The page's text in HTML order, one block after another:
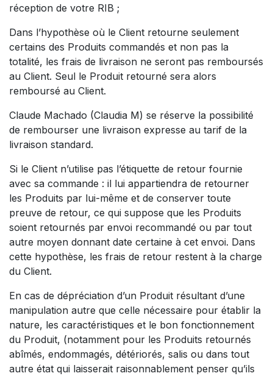
réception de votre RIB ;
Dans l’hypothèse où le Client retourne seulement
certains des Produits commandés et non pas la
totalité, les frais de livraison ne seront pas remboursés
au Client. Seul le Produit retourné sera alors
remboursé au Client.
Claude Machado (Claudia M) se réserve la possibilité
de rembourser une livraison expresse au tarif de la
livraison standard.
Si le Client n’utilise pas l’étiquette de retour fournie
avec sa commande : il lui appartiendra de retourner
les Produits par lui-même et de conserver toute
preuve de retour, ce qui suppose que les Produits
soient retournés par envoi recommandé ou par tout
autre moyen donnant date certaine à cet envoi. Dans
cette hypothèse, les frais de retour restent à la charge
du Client.
En cas de dépréciation d’un Produit résultant d’une
manipulation autre que celle nécessaire pour établir la
nature, les caractéristiques et le bon fonctionnement
du Produit, (notamment pour les Produits retournés
abîmés, endommagés, détériorés, salis ou dans tout
autre état qui laisserait raisonnablement penser qu’ils